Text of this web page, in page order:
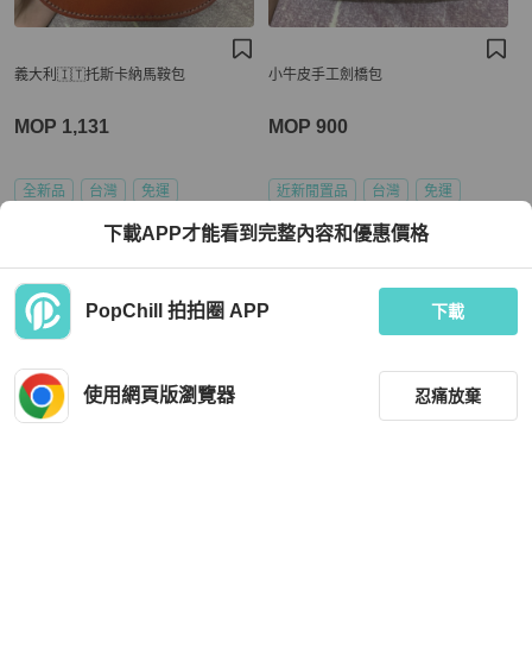
義大利🇮🇹托斯卡納馬鞍包
MOP 1,131
全新品 台灣 免運
小牛皮手工劍橋包
MOP 900
近新閒置品 台灣 免運
下載APP才能看到完整內容和優惠價格
PopChill 拍拍圈 APP 下載
使用網頁版瀏覽器 忍痛放棄